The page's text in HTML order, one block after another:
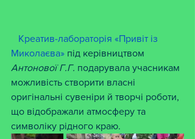
Креатив-лабораторія «Привіт із
Миколаєва» під керівництвом
Антонової Г.Г. подарувала учасникам
можливість створити власні
оригінальні сувеніри й творчі роботи,
що відображали атмосферу та
символіку рідного краю.